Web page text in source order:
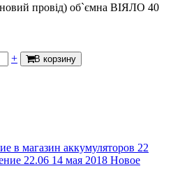
провід) об`ємна ВІЯЛО 40
+ В корзину
в магазин аккумуляторов 22
22.06 14 мая 2018 Новое